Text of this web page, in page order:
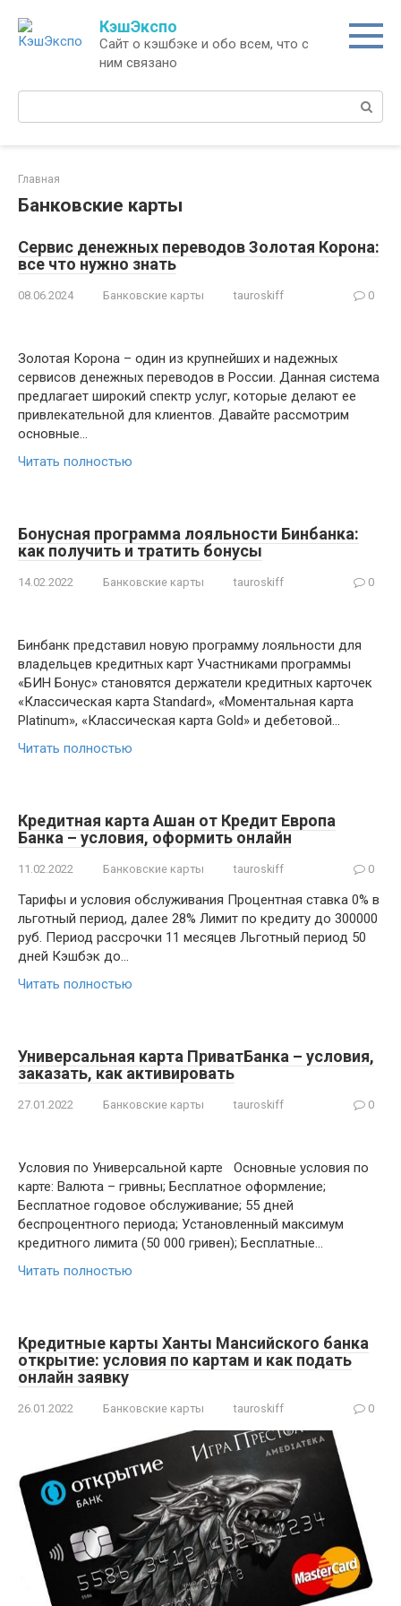
контенту
КэшЭкспо
Сайт о кэшбэке и обо всем, что с
ним связано
Поиск:
Главная
Банковские карты
Сервис денежных переводов Золотая Корона:
все что нужно знать
08.06.2024 Банковские карты tauroskiff 0
Золотая Корона – один из крупнейших и надежных
сервисов денежных переводов в России. Данная система
предлагает широкий спектр услуг, которые делают ее
привлекательной для клиентов. Давайте рассмотрим
основные…
Читать полностью
Бонусная программа лояльности Бинбанка:
как получить и тратить бонусы
14.02.2022 Банковские карты tauroskiff 0
Бинбанк представил новую программу лояльности для
владельцев кредитных карт Участниками программы
«БИН Бонус» становятся держатели кредитных карточек
«Классическая карта Standard», «Моментальная карта
Platinum», «Классическая карта Gold» и дебетовой…
Читать полностью
Кредитная карта Ашан от Кредит Европа
Банка – условия, оформить онлайн
11.02.2022 Банковские карты tauroskiff 0
Тарифы и условия обслуживания Процентная ставка 0% в
льготный период, далее 28% Лимит по кредиту до 300000
руб. Период рассрочки 11 месяцев Льготный период 50
дней Кэшбэк до…
Читать полностью
Универсальная карта ПриватБанка – условия,
заказать, как активировать
27.01.2022 Банковские карты tauroskiff 0
Условия по Универсальной карте Основные условия по
карте: Валюта – гривны; Бесплатное оформление;
Бесплатное годовое обслуживание; 55 дней
беспроцентного периода; Установленный максимум
кредитного лимита (50 000 гривен); Бесплатные…
Читать полностью
Кредитные карты Ханты Мансийского банка
открытие: условия по картам и как подать
онлайн заявку
26.01.2022 Банковские карты tauroskiff 0